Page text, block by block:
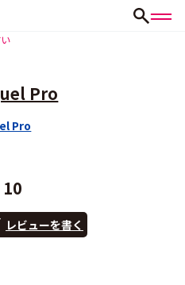
Pro
Pro
10
レビューを書く